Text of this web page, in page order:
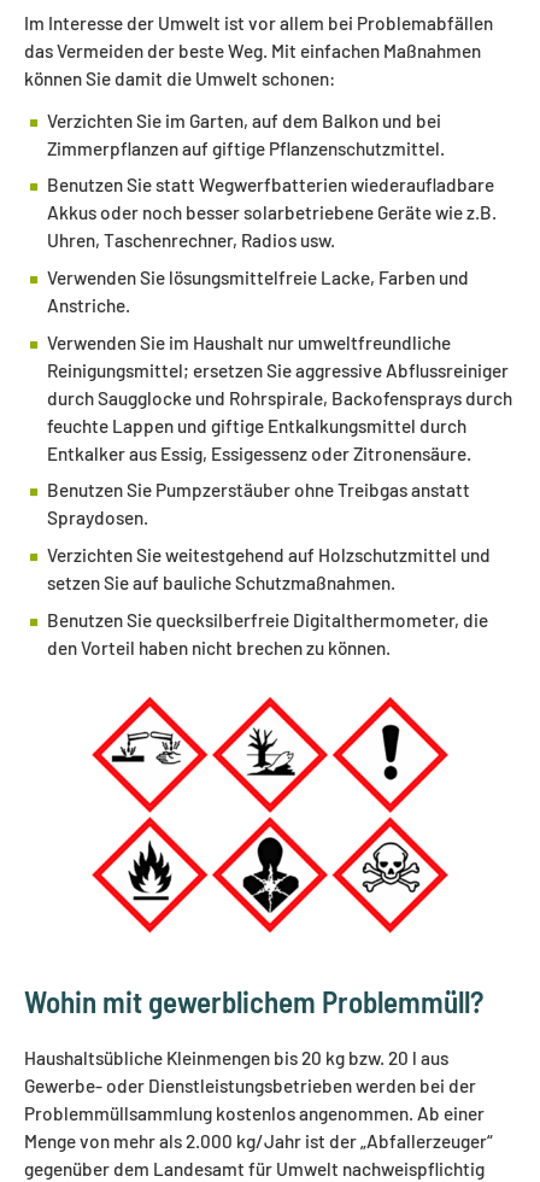
Im Interesse der Umwelt ist vor allem bei Problemabfällen
das Vermeiden der beste Weg. Mit einfachen Maßnahmen
können Sie damit die Umwelt schonen:
Verzichten Sie im Garten, auf dem Balkon und bei
Zimmerpflanzen auf giftige Pflanzenschutzmittel.
Benutzen Sie statt Wegwerfbatterien wiederaufladbare
Akkus oder noch besser solarbetriebene Geräte wie z.B.
Uhren, Taschenrechner, Radios usw.
Verwenden Sie lösungsmittelfreie Lacke, Farben und
Anstriche.
Verwenden Sie im Haushalt nur umweltfreundliche
Reinigungsmittel; ersetzen Sie aggressive Abflussreiniger
durch Saugglocke und Rohrspirale, Backofensprays durch
feuchte Lappen und giftige Entkalkungsmittel durch
Entkalker aus Essig, Essigessenz oder Zitronensäure.
Benutzen Sie Pumpzerstäuber ohne Treibgas anstatt
Spraydosen.
Verzichten Sie weitestgehend auf Holzschutzmittel und
setzen Sie auf bauliche Schutzmaßnahmen.
Benutzen Sie quecksilberfreie Digitalthermometer, die
den Vorteil haben nicht brechen zu können.
Wohin mit gewerblichem Problemmüll?
Haushaltsübliche Kleinmengen bis 20 kg bzw. 20 l aus
Gewerbe- oder Dienstleistungsbetrieben werden bei der
Problemmüllsammlung kostenlos angenommen. Ab einer
Menge von mehr als 2.000 kg/Jahr ist der „Abfallerzeuger“
gegenüber dem Landesamt für Umwelt nachweispflichtig